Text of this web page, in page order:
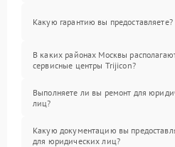
Какую гарантию вы предоставляете?
В каких районах Москвы
сервисные центры Trijicon?
Выполняете ли вы ремонт для
лиц?
Какую документацию вы
для юридических лиц?